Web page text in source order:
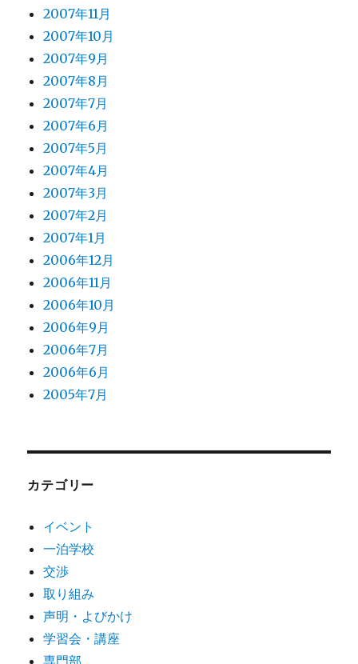
2007年11月
2007年10月
2007年9月
2007年8月
2007年7月
2007年6月
2007年5月
2007年4月
2007年3月
2007年2月
2007年1月
2006年12月
2006年11月
2006年10月
2006年9月
2006年7月
2006年6月
2005年7月
カテゴリー
イベント
一泊学校
交渉
取り組み
声明・よびかけ
学習会・講座
専門部